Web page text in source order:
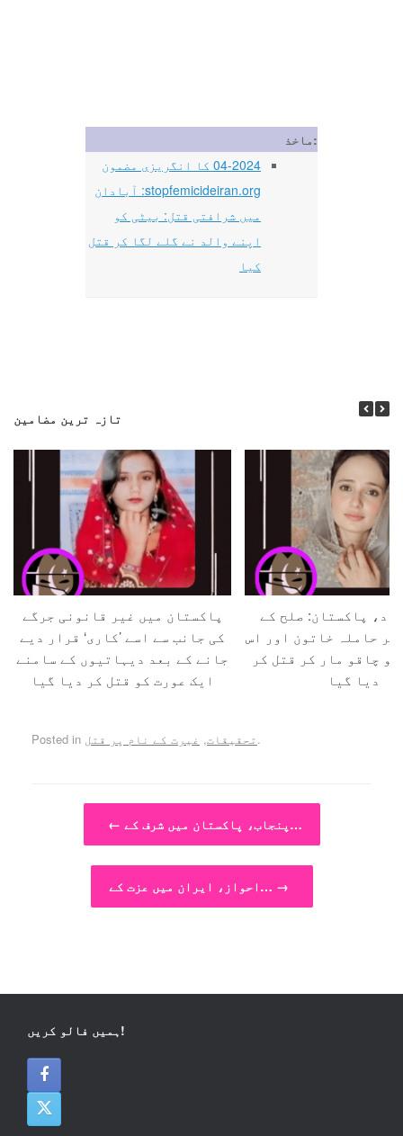
ماخذ:
04-2024 کا انگریزی مضمون
stopfemicideiran.org: آبادان
میں شرافتی قتل: بیٹی کو
اپنے والد نے گلے لگا کر قتل
کیا
تازہ ترین مضامین
پاکستان میں غیر قانونی جرگے
کی جانب سے اسے ’کاری‘ قرار دیے
جانے کے بعد دیہاتیوں کے سامنے
ایک عورت کو قتل کر دیا گیا
پاکستان: صلح کے
کر حاملہ خاتون اور اس
چاقو مار کر قتل کر
دیا گیا
Posted in تحقیقات, غیرت کے نام پر قتل .
Post navigation
← پنجاب، پاکستان میں شرف کے…
احواز، ایران میں عزت کے… →
ہمیں فالو کریں!